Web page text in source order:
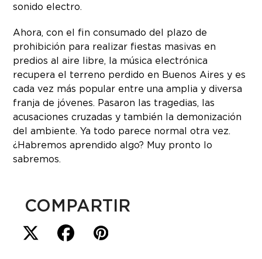
sonido electro.
Ahora, con el fin consumado del plazo de
prohibición para realizar fiestas masivas en
predios al aire libre, la música electrónica
recupera el terreno perdido en Buenos Aires y es
cada vez más popular entre una amplia y diversa
franja de jóvenes. Pasaron las tragedias, las
acusaciones cruzadas y también la demonización
del ambiente. Ya todo parece normal otra vez.
¿Habremos aprendido algo? Muy pronto lo
sabremos.
COMPARTIR